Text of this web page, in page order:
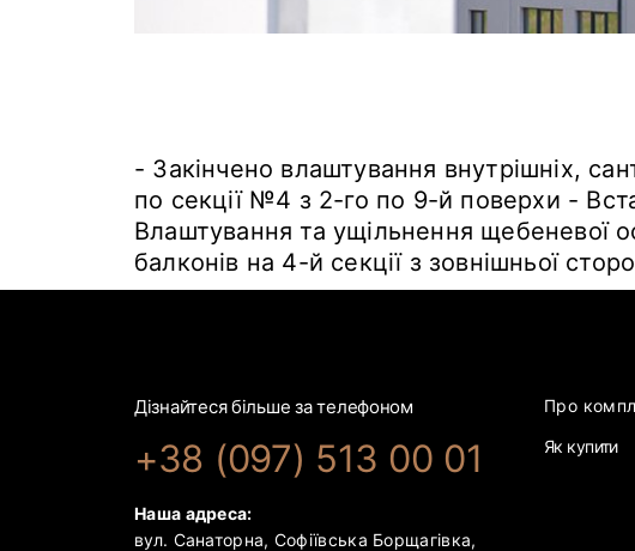
- Закінчено влаштування внутрішніх,
по секції №4 з 2-го по 9-й поверхи -
Влаштування та ущільнення щебеневої
балконів на 4-й секції з зовнішньої
Дізнайтеся більше за телефоном
+38 (097) 513 00 01
Наша адреса:
вул. Санаторна, Софіївська Борщагівка,
Про
Як купити